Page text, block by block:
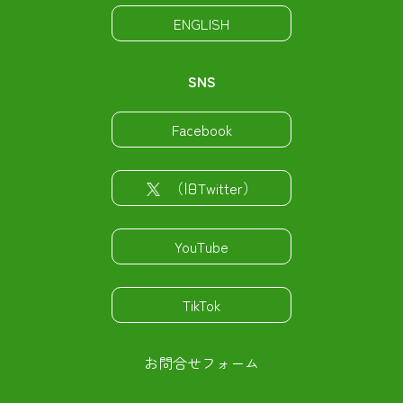
ENGLISH
SNS
Facebook
（旧Twitter）
YouTube
TikTok
お問合せフォーム